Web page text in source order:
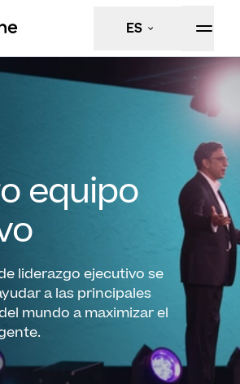
ES
equipo
liderazgo ejecutivo se
a las principales
mundo a maximizar el